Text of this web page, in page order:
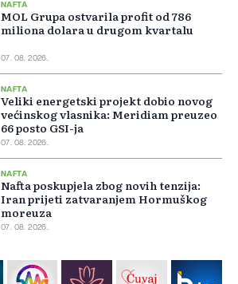
NAFTA
MOL Grupa ostvarila profit od 786
miliona dolara u drugom kvartalu
07. 08. 2026.
NAFTA
Veliki energetski projekt dobio novog
većinskog vlasnika: Meridiam preuzeo
66 posto GSI-ja
07. 08. 2026.
NAFTA
Nafta poskupjela zbog novih tenzija:
Iran prijeti zatvaranjem Hormuškog
moreuza
07. 08. 2026.